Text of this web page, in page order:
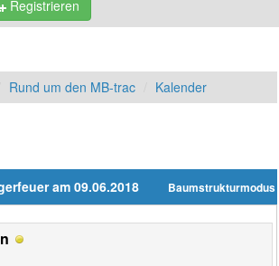
Registrieren
Rund um den MB-trac Kalender
Baumstrukturmodus
am 09.06.2018